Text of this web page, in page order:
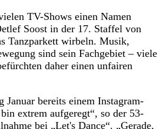
TV-Shows einen Namen
Soost in der 17. Staffel von
Tanzparkett wirbeln. Musik,
sind sein Fachgebiet – viele
daher einen unfairen
Januar bereits einem Instagram-
extrem aufgeregt“, so der 53-
bei „Let's Dance“. „Gerade,